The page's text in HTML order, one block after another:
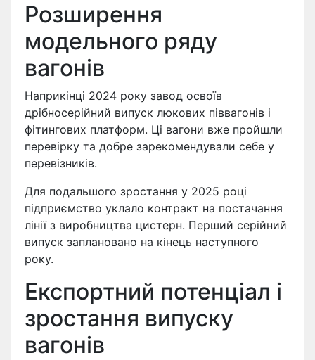
Розширення
модельного ряду
вагонів
Наприкінці 2024 року завод освоїв
дрібносерійний випуск люкових піввагонів і
фітингових платформ. Ці вагони вже пройшли
перевірку та добре зарекомендували себе у
перевізників.
Для подальшого зростання у 2025 році
підприємство уклало контракт на постачання
лінії з виробництва цистерн. Перший серійний
випуск заплановано на кінець наступного
року.
Експортний потенціал і
зростання випуску
вагонів